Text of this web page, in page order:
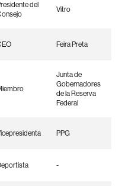
del
Vitro
Feira Preta
Junta de
Gobernadores
de la Reserva
Federal
PPG
-